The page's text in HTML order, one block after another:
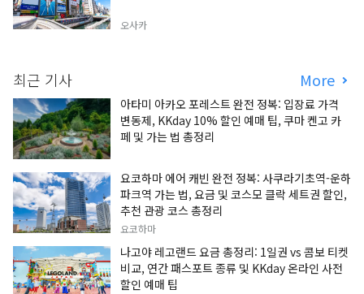
오사카
최근 기사 More
아타미 아카오 포레스트 완전 정복: 입장료 가격
변동제, KKday 10% 할인 예매 팁, 쿠마 켄고 카
페 및 가는 법 총정리
요코하마 에어 캐빈 완전 정복: 사쿠라기초역-운하
파크역 가는 법, 요금 및 코스모 클락 세트권 할인,
추천 관광 코스 총정리
요코하마
나고야 레고랜드 요금 총정리: 1일권 vs 콤보 티켓
비교, 연간 패스포트 종류 및 KKday 온라인 사전
할인 예매 팁